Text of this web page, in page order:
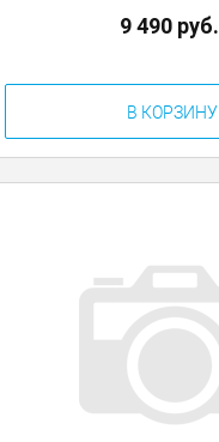
an
9 490 руб.
В КОРЗИНУ